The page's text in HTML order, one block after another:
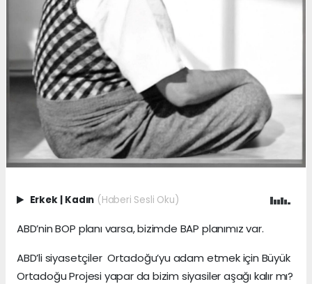
Erkek | Kadın (Haberi Sesli Oku)
ABD’nin BOP planı varsa, bizimde BAP planımız var.
ABD’li siyasetçiler Ortadoğu’yu adam etmek için Büyük
Ortadoğu Projesi yapar da bizim siyasiler aşağı kalır mı?